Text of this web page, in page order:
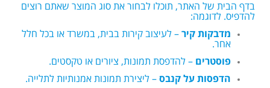
בדף הבית של האתר, תוכלו לבחור את סוג המוצר שאתם רוצים
להדפיס. לדוגמה:
מדבקות קיר – לעיצוב קירות בבית, במשרד או בכל חלל
אחר.
פוסטרים – להדפסת תמונות, ציורים או טקסטים.
הדפסות על קנבס – ליצירת תמונות אמנותיות לתלייה.